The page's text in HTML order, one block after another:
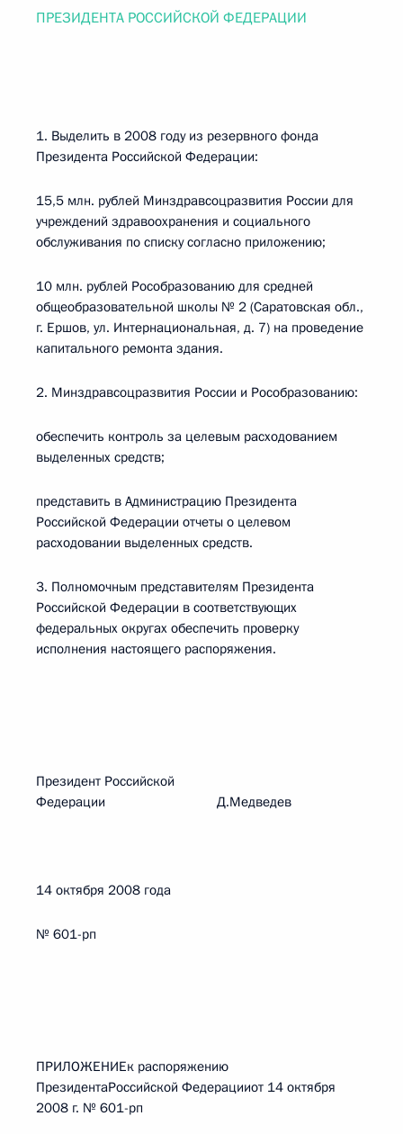
ПРЕЗИДЕНТА РОССИЙСКОЙ ФЕДЕРАЦИИ
1. Выделить в 2008 году из резервного фонда
Президента Российской Федерации:
15,5 млн. рублей Минздравсоцразвития России для
учреждений здравоохранения и социального
обслуживания по списку согласно приложению;
10 млн. рублей Рособразованию для средней
общеобразовательной школы № 2 (Саратовская обл.,
г. Ершов, ул. Интернациональная, д. 7) на проведение
капитального ремонта здания.
2. Минздравсоцразвития России и Рособразованию:
обеспечить контроль за целевым расходованием
выделенных средств;
представить в Администрацию Президента
Российской Федерации отчеты о целевом
расходовании выделенных средств.
3. Полномочным представителям Президента
Российской Федерации в соответствующих
федеральных округах обеспечить проверку
исполнения настоящего распоряжения.
Президент Российской
Федерации Д.Медведев
14 октября 2008 года
№ 601-рп
ПРИЛОЖЕНИЕк распоряжению
ПрезидентаРоссийской Федерацииот 14 октября
2008 г. № 601-рп